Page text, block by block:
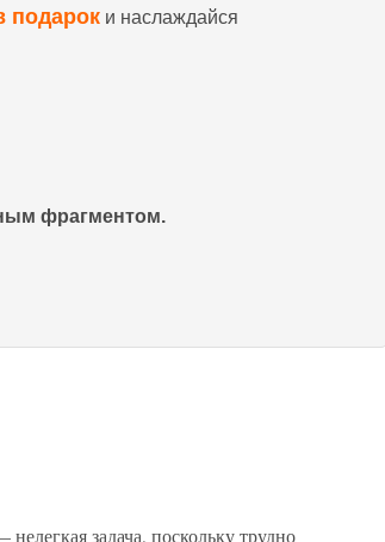
подарок и наслаждайся
фрагментом.
задача, поскольку трудно